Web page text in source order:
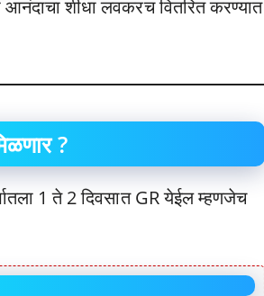
शीधा लवकरच वितरित करण्यात
?
1 ते 2 दिवसात GR येईल म्हणजेच